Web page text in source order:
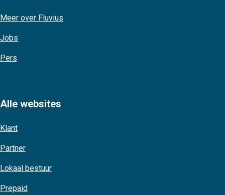
Meer over Fluvius
Jobs
Pers
Alle websites
Klant
Partner
Lokaal bestuur
Prepaid